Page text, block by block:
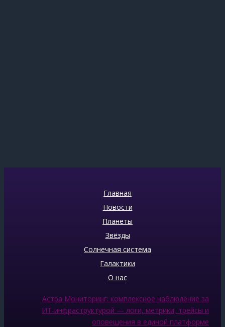
Главная
Новости
Планеты
Звёзды
Солнечная система
Галактики
О нас
Астра Мониторинг: комплексное наблюдение за
ИТ‑инфраструктурой — логи, метрики, трейсы и
оповещения в единой платформе